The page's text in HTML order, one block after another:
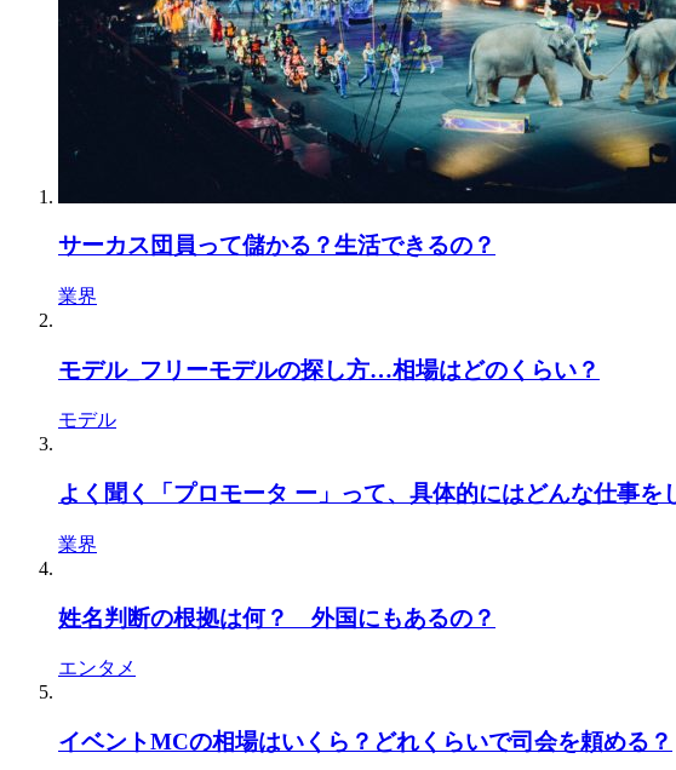
サーカス団員って儲かる？生活できるの？
業界
モデル_フリーモデルの探し方…相場はどのくらい？
モデル
よく聞く「プロモータ ー」って、具体的にはどんな仕事を
業界
姓名判断の根拠は何？ 外国にもあるの？
エンタメ
イベントMCの相場はいくら？どれくらいで司会を頼める？